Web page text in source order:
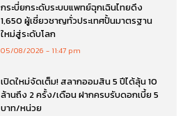
กระบี่ยกระดับระบบแพทย์ฉุกเฉินไทยดึง
1,650 ผู้เชี่ยวชาญทั่วประเทศปั้นมาตรฐาน
ใหม่สู่ระดับโลก
05/08/2026 11:47 pm
เปิดใหม่จัดเต็ม! สลากออมสิน 5 ปีได้ลุ้น 10
ล้านถึง 2 ครั้ง/เดือน ฝากครบรับดอกเบี้ย 5
บาท/หน่วย